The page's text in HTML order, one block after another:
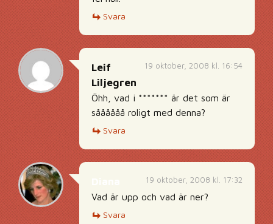
Svara
19 oktober, 2008 kl. 16:54
Leif
Liljegren
Öhh, vad i ******* är det som är
såååååå roligt med denna?
Svara
19 oktober, 2008 kl. 17:32
Vad är upp och vad är ner?
Svara